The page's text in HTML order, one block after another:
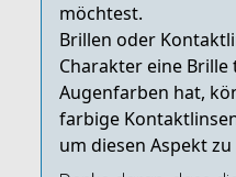
möchtest.
Brillen oder
Charakter eine
Augenfarben hat,
farbige
um diesen Aspekt